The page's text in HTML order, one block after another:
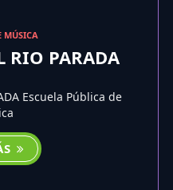
MÚSICA
RIO PARADA
Escuela Pública de